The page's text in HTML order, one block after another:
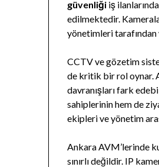
güvenliği iş
edilmektedir.
yönetimleri
CCTV ve gözetim
de kritik bir rol oynar.
davranışları fark
sahiplerinin hem de
ekipleri ve yönetim
Ankara AVM’lerinde
sınırlı değildir. IP